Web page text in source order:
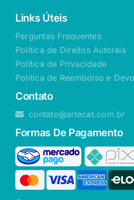
Links Úteis
Perguntas Frequentes
Política de Direitos Autorais
Política de Privacidade
Política de Reembolso e
Contato
contato@artecat.com.br
Formas De Pagamento